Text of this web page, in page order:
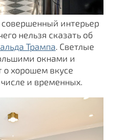
совершенный интерьер
нельзя сказать об
Трампа. Светлые
окнами и
о хорошем вкусе
и временных.